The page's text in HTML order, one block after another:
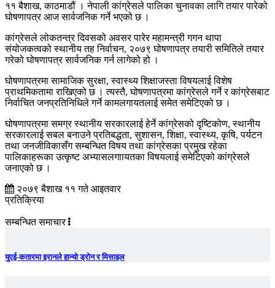
११ बैशाख, काठमाडौं । नेपाली कांग्रेसले पालिका चुनावका लागि तयार पारेको
घोषणापत्र आज सार्वजनिक गर्ने भएको छ ।
कांग्रेसले लोकतन्त्र दिवसको अवसर पारेर महामन्त्री गगन थापा
संयोजकत्वको स्थानीय तह निर्वाचन, २०७९ घोषणापत्र तयारी समितिले तयार
गरेको घोषणापत्र सार्वजनिक गर्न लागेको हो ।
घोषणापत्रमा सामाजिक सुरक्षा, स्वास्थ्य शिक्षाजस्ता विषयलाई विशेष
प्राथमिकतामा राखिएको छ । त्यस्तै, घोषणापत्रमा कांग्रेसले गर्ने र कांग्रेसबाट
निर्वाचित जनप्रतिनिधिले गर्ने कामलगायतलाई समेत समेटिएको छ ।
घोषणापत्रमा समग्र स्थानीय सरकारलाई हेर्ने कांग्रेसको दृष्टिकोण, स्थानीय
सरकारलाई सबल बनाउने प्रतिबद्धता, सुशासन, शिक्षा, स्वास्थ्य, कृषि, पर्यटन
तथा जनजीविकासँग सम्बन्धित विषय तथा कांग्रेसका प्रमुख रहेका
पालिकाहरूका उत्कृष्ट अभ्यासलगाायतका विषयलाई समेटिएको कांग्रेसले
जनाएको छ ।
२०७९ बैशाख ११ गते आइतवार
प्रतिक्रिया
सम्बन्धित समाचार
युएई-कतारमा इरानले हान्यो ड्रोन र मिसाइल